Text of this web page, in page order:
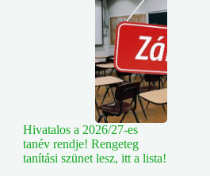
Hivatalos a 2026/27-es
tanév rendje! Rengeteg
tanítási szünet lesz, itt a lista!